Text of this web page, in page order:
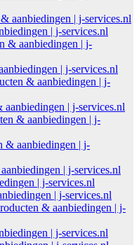
aanbiedingen | j-services.nl
| j-services.nl
& aanbiedingen | j-
| j-services.nl
& aanbiedingen | j-
| j-services.nl
& aanbiedingen | j-
& aanbiedingen | j-
| j-services.nl
| j-services.nl
| j-services.nl
& aanbiedingen | j-
| j-services.nl